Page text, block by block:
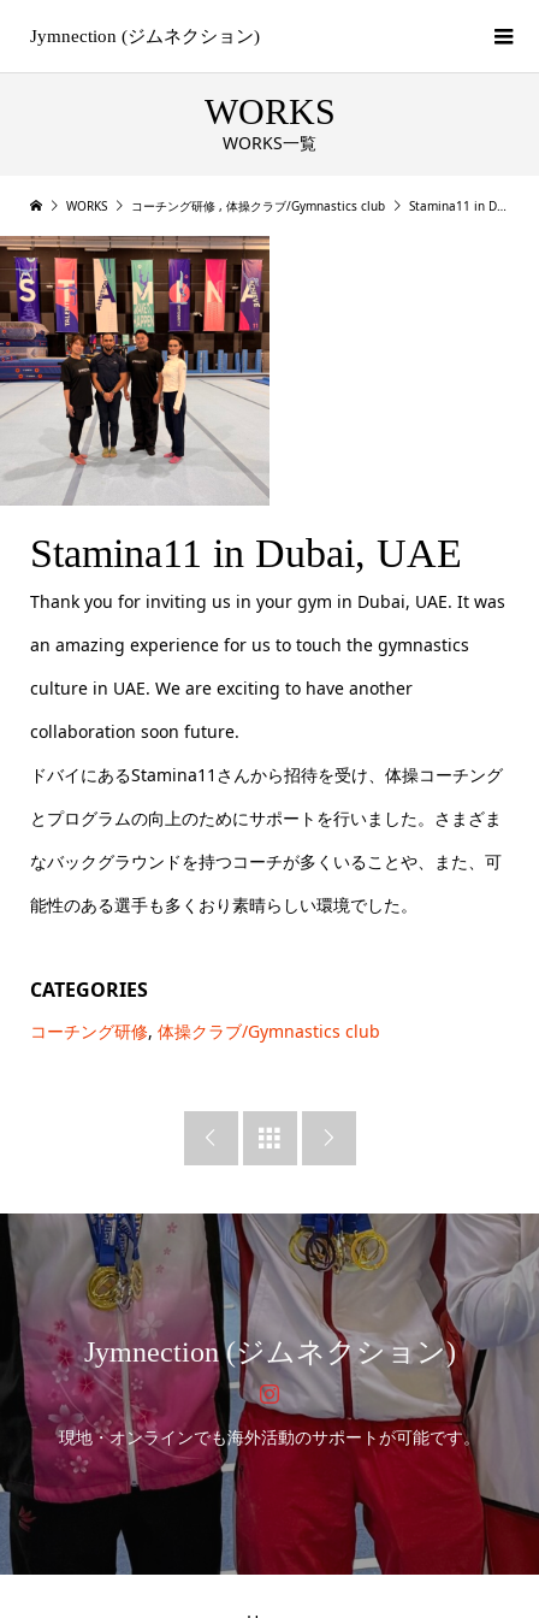
Jymnection (ジムネクション)
WORKS
WORKS一覧
WORKS コーチング研修 , 体操クラブ/Gymnastics club Stamina11 in Dubai, UAE
Stamina11 in Dubai, UAE
Thank you for inviting us in your gym in Dubai, UAE. It was
an amazing experience for us to touch the gymnastics
culture in UAE. We are exciting to have another
collaboration soon future.
ドバイにあるStamina11さんから招待を受け、体操コーチング
とプログラムの向上のためにサポートを行いました。さまざま
なバックグラウンドを持つコーチが多くいることや、また、可
能性のある選手も多くおり素晴らしい環境でした。
CATEGORIES
コーチング研修, 体操クラブ/Gymnastics club
  
Jymnection (ジムネクション)
現地・オンラインでも海外活動のサポートが可能です。